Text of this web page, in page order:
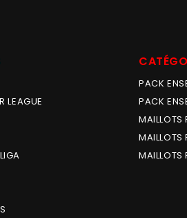
LEAGUE
PACK
PACK
MAILLOTS
MAILLOTS
MAILLOTS